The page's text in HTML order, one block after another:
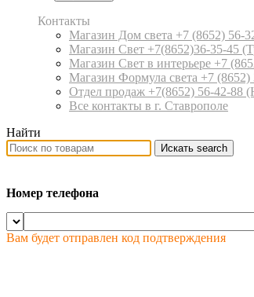
Контакты
Магазин Дом света +7 (8652) 56-
Магазин Свет +7(8652)36-35-45
Магазин Свет в интерьере +7
Магазин Формула света +7 (8652)
Отдел продаж +7(8652) 56-42-88
Все контакты в г. Ставрополе
Найти
Искать search
Номер телефона
Вам будет отправлен код подтверждения